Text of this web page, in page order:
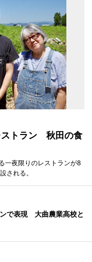
ストラン 秋田の食
一夜限りのレストランが8
される。
ンで表現 大曲農業高校と